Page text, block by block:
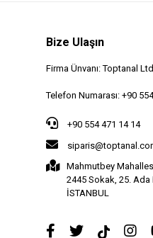
Bize Ulaşın
Firma Ünvanı: Toptanal
Telefon Numarası: +90
+90 554 471 14 14
Mahmutbey
2445 Sokak, 25. Ada
İSTANBUL